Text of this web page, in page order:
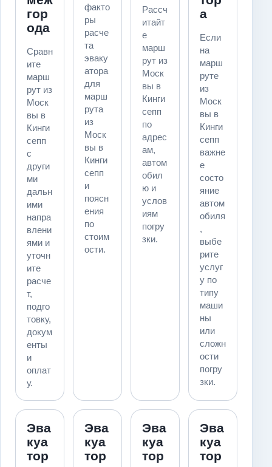
гор
ода
Сравн
ите
марш
рут из
Моск
вы в
Кинги
сепп
с
други
ми
дальн
ими
напра
влени
ями и
уточн
ите
расче
т,
подго
товку,
докум
енты
и
оплат
у.
факто
ры
расче
та
эваку
атора
для
марш
рута
из
Моск
вы в
Кинги
сепп
и
поясн
ения
по
стоим
ости.
Рассч
итайт
е
марш
рут из
Моск
вы в
Кинги
сепп
по
адрес
ам,
автом
обил
ю и
услов
иям
погру
зки.
а
Если
на
марш
руте
из
Моск
вы в
Кинги
сепп
важне
е
состо
яние
автом
обиля
,
выбе
рите
услуг
у по
типу
маши
ны
или
сложн
ости
погру
зки.
Эва
куа
тор
Эва
куа
тор
Эва
куа
тор
Эва
куа
тор